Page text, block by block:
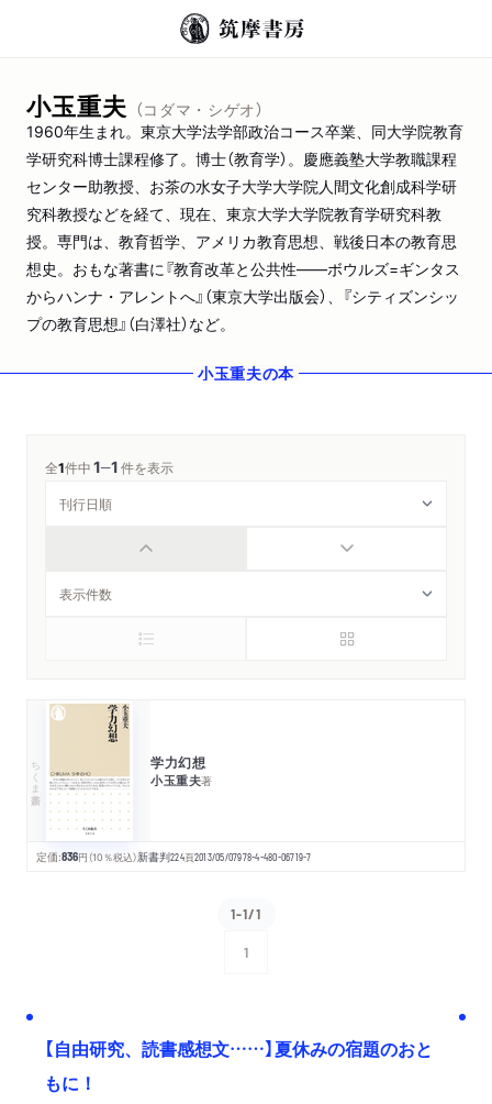
小玉重夫 （コダマ・シゲオ）
1960年生まれ。東京大学法学部政治コース卒業、同大学院教育
学研究科博士課程修了。博士（教育学）。慶應義塾大学教職課程
センター助教授、お茶の水女子大学大学院人間文化創成科学研
究科教授などを経て、現在、東京大学大学院教育学研究科教
授。専門は、教育哲学、アメリカ教育思想、戦後日本の教育思
想史。おもな著書に『教育改革と公共性――ボウルズ=ギンタス
からハンナ・アレントへ』（東京大学出版会）、『シティズンシッ
プの教育思想』（白澤社）など。
小玉重夫の本
全1件中1─1件を表示
ちくま新書 学力幻想
小玉重夫著
定価:836円 （10％税込）新書判224頁2013/05/07978-4-480-06719-7
1-1/1
1
【自由研究、読書感想文……】夏休みの宿題のおと
もに！